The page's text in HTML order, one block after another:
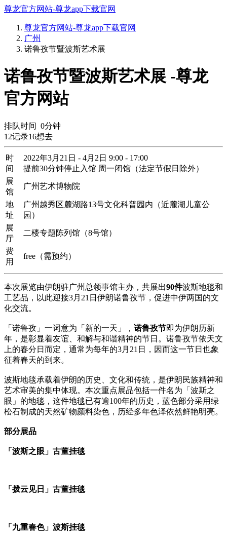
尊龙官方网站-尊龙app下载官网
尊龙官方网站-尊龙app下载官网
广州
诺鲁孜节暨波斯艺术展
诺鲁孜节暨波斯艺术展 -尊龙
官方网站
排队时间 0分钟
12记录16想去
时
间
2022年3月21日 - 4月2日 9:00 - 17:00
提前30分钟停止入馆 周一闭馆（法定节假日除外）
展
馆
广州艺术博物院
地
址
广州越秀区麓湖路13号文化科普园内（近麓湖儿童公
园）
展
厅
二楼专题陈列馆（8号馆）
费
用
free（需预约）
本次展览由伊朗驻广州总领事馆主办，共展出90件波斯地毯和
工艺品，以此迎接3月21日伊朗诺鲁孜节，促进中伊两国的文
化交流。
「诺鲁孜」一词意为「新的一天」， 诺鲁孜节即为伊朗历新
年，是彰显着友谊、和解与和谐精神的节日。诺鲁孜节依天文
上的春分日而定，通常为每年的3月21日，因而这一节日也象
征着春天的到来。
波斯地毯承载着伊朗的历史、文化和传统，是伊朗民族精神和
艺术审美的集中体现。本次重点展品包括一件名为「波斯之
眼」的地毯，这件地毯已有逾100年的历史，蓝色部分采用绿
松石制成的天然矿物颜料染色，历经多年色泽依然鲜艳明亮。
部分展品
「波斯之眼」古董挂毯
「拨云见日」古董挂毯
「九重春色」波斯挂毯